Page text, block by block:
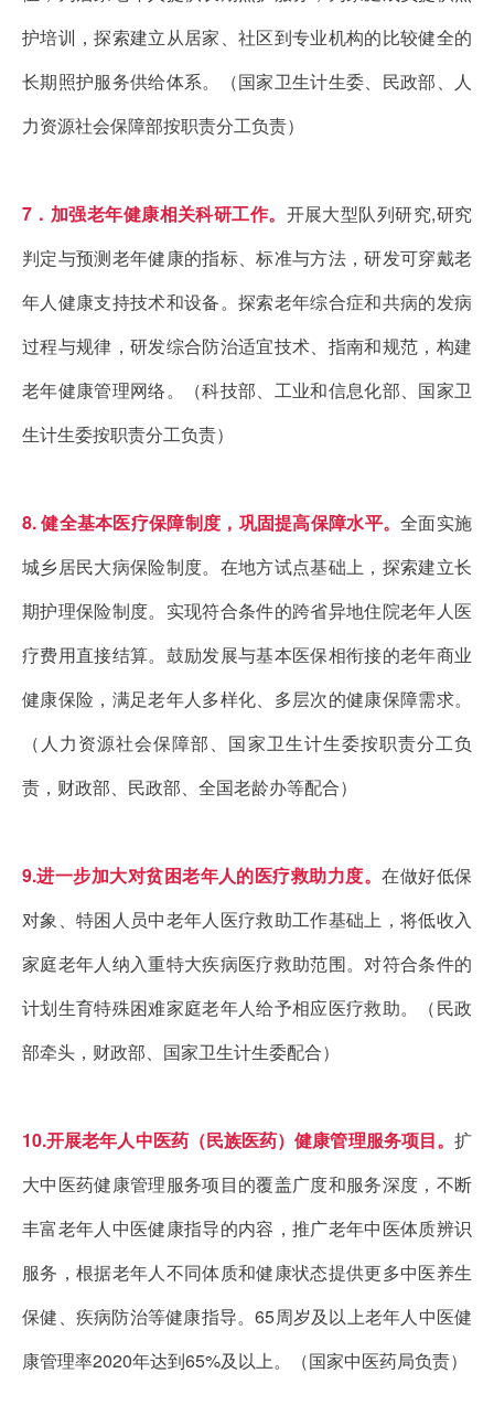
护培训，探索建立从居家、社区到专业机构的比较健全的
长期照护服务供给体系。（国家卫生计生委、民政部、人
力资源社会保障部按职责分工负责）
7．加强老年健康相关科研工作。 开展大型队列研究,研究
判定与预测老年健康的指标、标准与方法，研发可穿戴老
年人健康支持技术和设备。探索老年综合症和共病的发病
过程与规律，研发综合防治适宜技术、指南和规范，构建
老年健康管理网络。（科技部、工业和信息化部、国家卫
生计生委按职责分工负责）
8. 健全基本医疗保障制度，巩固提高保障水平。全面实施
城乡居民大病保险制度。在地方试点基础上，探索建立长
期护理保险制度。实现符合条件的跨省异地住院老年人医
疗费用直接结算。鼓励发展与基本医保相衔接的老年商业
健康保险，满足老年人多样化、多层次的健康保障需求。
（人力资源社会保障部、国家卫生计生委按职责分工负
责，财政部、民政部、全国老龄办等配合）
9.进一步加大对贫困老年人的医疗救助力度。在做好低保
对象、特困人员中老年人医疗救助工作基础上，将低收入
家庭老年人纳入重特大疾病医疗救助范围。对符合条件的
计划生育特殊困难家庭老年人给予相应医疗救助。（民政
部牵头，财政部、国家卫生计生委配合）
10.开展老年人中医药（民族医药）健康管理服务项目。 扩
大中医药健康管理服务项目的覆盖广度和服务深度，不断
丰富老年人中医健康指导的内容，推广老年中医体质辨识
服务，根据老年人不同体质和健康状态提供更多中医养生
保健、疾病防治等健康指导。65周岁及以上老年人中医健
康管理率2020年达到65%及以上。（国家中医药局负责）